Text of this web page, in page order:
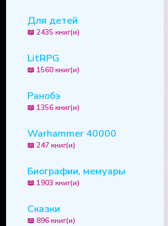
Для детей
📖 2435 книг(и)
LitRPG
📖 1560 книг(и)
Ранобэ
📖 1356 книг(и)
Warhammer 40000
📖 247 книг(и)
Биографии, мемуары
📖 1903 книг(и)
Сказки
📖 896 книг(и)